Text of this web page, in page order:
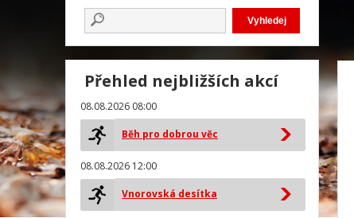
Přehled nejbližších akcí
08.08.2026 08:00
Běh pro dobrou věc
08.08.2026 12:00
Vnorovská desítka